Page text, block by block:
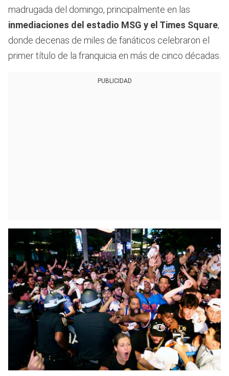
madrugada del domingo, principalmente en las
inmediaciones del estadio MSG y el Times Square,
donde decenas de miles de fanáticos celebraron el
primer título de la franquicia en más de cinco décadas.
PUBLICIDAD